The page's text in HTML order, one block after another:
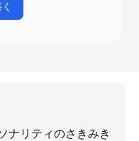
ナリティのさきみき